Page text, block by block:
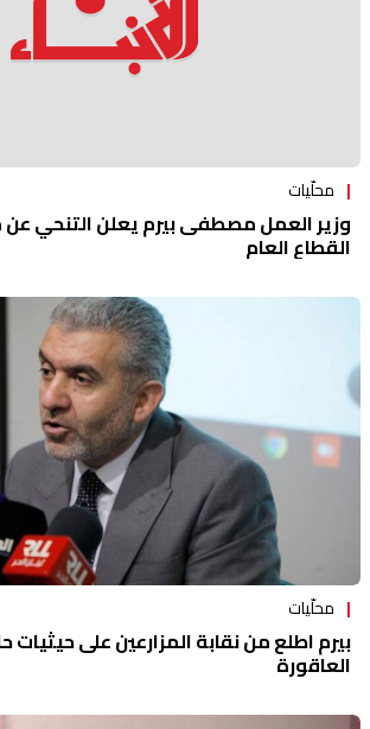
محلّيات
وزير العمل مصطفى بيرم يعلن التنحي
القطاع العام
محلّيات
بيرم اطلع من نقابة المزارعين على حيثيات
العاقورة